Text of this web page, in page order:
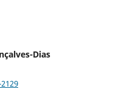
Dias